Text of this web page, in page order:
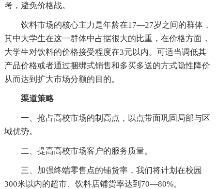
考，避免价格战。
饮料市场的核心主力是年龄在17—27岁之间的群体，
其中大学生在这一群体中占据很大的比重，在价格方面，
大学生对饮料的价格接受程度在3元以内。可适当调低其
产品价格或者通过捆绑式销售和多买多送的方式隐性降价
从而达到扩大市场分额的目的。
渠道策略
一、抢占高校市场的制高点，以点带面巩固局部与区
域优势。
二、提高高校市场客户的服务质量。
三、加强终端零售点的铺货率，我们将计划在校园
300米以内的超市、饮料店铺货率达到70—80%。